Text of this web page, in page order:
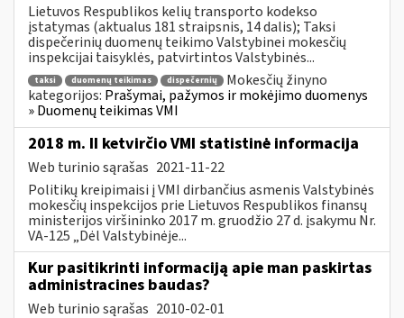
Lietuvos Respublikos kelių transporto kodekso
įstatymas (aktualus 181 straipsnis, 14 dalis); Taksi
dispečerinių duomenų teikimo Valstybinei mokesčių
inspekcijai taisyklės, patvirtintos Valstybinės...
taksi duomenų teikimas dispečernių
Mokesčių žinyno
kategorijos: Prašymai, pažymos ir mokėjimo duomenys
» Duomenų teikimas VMI
2018 m. II ketvirčio VMI statistinė informacija
Web turinio sąrašas 2021-11-22
Politikų kreipimaisi į VMI dirbančius asmenis Valstybinės
mokesčių inspekcijos prie Lietuvos Respublikos finansų
ministerijos viršininko 2017 m. gruodžio 27 d. įsakymu Nr.
VA-125 „Dėl Valstybinėje...
Kur pasitikrinti informaciją apie man paskirtas
administracines baudas?
Web turinio sąrašas 2010-02-01